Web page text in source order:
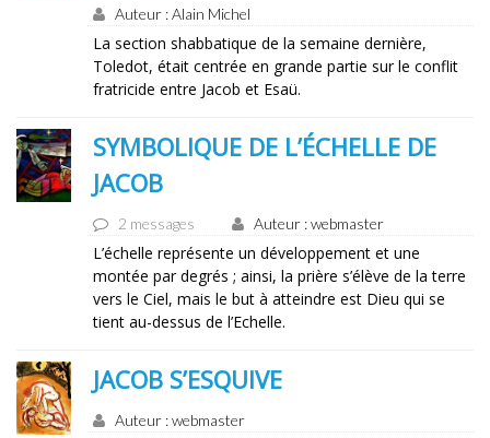
Auteur : Alain Michel
La section shabbatique de la semaine dernière,
Toledot, était centrée en grande partie sur le conflit
fratricide entre Jacob et Esaü.
SYMBOLIQUE DE L’ÉCHELLE DE
JACOB
2 messages Auteur : webmaster
L’échelle représente un développement et une
montée par degrés ; ainsi, la prière s’élève de la terre
vers le Ciel, mais le but à atteindre est Dieu qui se
tient au-dessus de l’Echelle.
JACOB S’ESQUIVE
Auteur : webmaster